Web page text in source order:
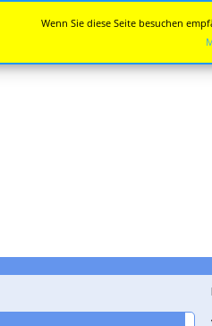
Wenn Sie diese Seite besuchen